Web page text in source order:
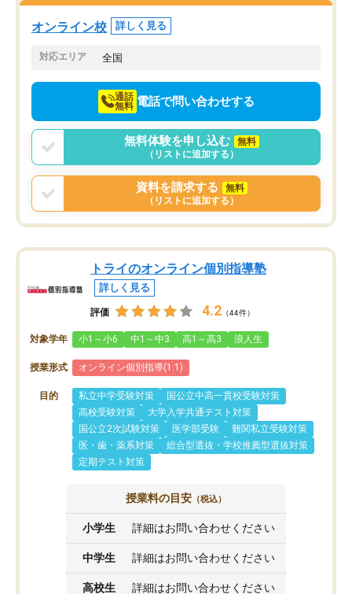
ったです。友達と好きな時間に自習
し、お互いを高めあえる環境がありま
けてらっしゃいますので
オンライン校 詳しく見る
対応エリア 全国
通話
無料 電話で問い合わせする
無料体験を申し込む
無料
（リストに追加する）
資料を請求する
無料
（リストに追加する）
トライのオンライン個別指導塾
詳しく見る
評価 4.2 （44件）
対象学年 小1～小6 中1～中3 高1～高3 浪人生
授業形式 オンライン個別指導(1:1)
目的 私立中学受験対策
国公立中高一貫校受験対策
高校受験対策
大学入学共通テスト対策
国公立2次試験対策
医学部受験
難関私立受験対策
医・歯・薬系対策
総合型選抜・学校推薦型選抜対策
定期テスト対策
授業料の目安 （税込）
小学生 詳細はお問い合わせください
中学生 詳細はお問い合わせください
高校生 詳細はお問い合わせください